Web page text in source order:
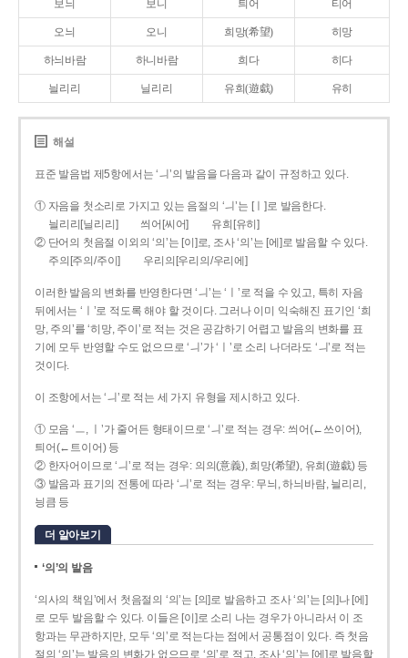
보늬 보니 틔어 티어
오늬 오니 희망(希望) 히망
하늬바람 하니바람 희다 히다
늴리리 닐리리 유희(遊戱) 유히
해설
표준 발음법 제5항에서는 ‘ㅢ’의 발음을 다음과 같이 규정하고 있다.
① 자음을 첫소리로 가지고 있는 음절의 ‘ㅢ’는 [ㅣ]로 발음한다.
늴리리[닐리리]
씌어[씨어]
유희[유히]
② 단어의 첫음절 이외의 ‘의’는 [이]로, 조사 ‘의’는 [에]로 발음할 수 있다.
주의[주의/주이]
우리의[우리의/우리에]
이러한 발음의 변화를 반영한다면 ‘ㅢ’는 ‘ㅣ’로 적을 수 있고, 특히 자음
뒤에서는 ‘ㅣ’로 적도록 해야 할 것이다. 그러나 이미 익숙해진 표기인 ‘희
망, 주의’를 ‘히망, 주이’로 적는 것은 공감하기 어렵고 발음의 변화를 표
기에 모두 반영할 수도 없으므로 ‘ㅢ’가 ‘ㅣ’로 소리 나더라도 ‘ㅢ’로 적는
것이다.
이 조항에서는 ‘ㅢ’로 적는 세 가지 유형을 제시하고 있다.
① 모음 ‘ㅡ, ㅣ’가 줄어든 형태이므로 ‘ㅢ’로 적는 경우: 씌어(←쓰이어),
틔어(←트이어) 등
② 한자어이므로 ‘ㅢ’로 적는 경우: 의의(意義), 희망(希望), 유희(遊戱) 등
③ 발음과 표기의 전통에 따라 ‘ㅢ’로 적는 경우: 무늬, 하늬바람, 늴리리,
닁큼 등
더 알아보기
‘의’의 발음
‘의사의 책임’에서 첫음절의 ‘의’는 [의]로 발음하고 조사 ‘의’는 [의]나 [에]
로 모두 발음할 수 있다. 이들은 [이]로 소리 나는 경우가 아니라서 이 조
항과는 무관하지만, 모두 ‘의’로 적는다는 점에서 공통점이 있다. 즉 첫음
절의 ‘의’는 발음의 변화가 없으므로 ‘의’로 적고, 조사 ‘의’는 [에]로 발음할